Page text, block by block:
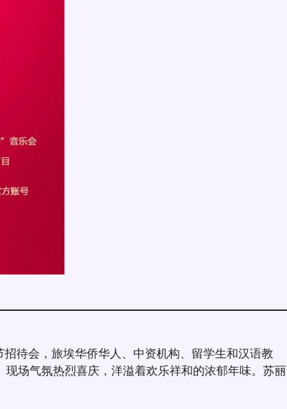
待会，旅埃华侨华人、中资机构、留学生和汉语教
场气氛热烈喜庆，洋溢着欢乐祥和的浓郁年味。苏丽